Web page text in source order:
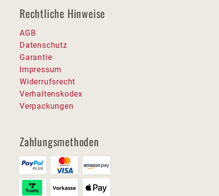
Rechtliche Hinweise
AGB
Datenschutz
Garantie
Impressum
Widerrufsrecht
Verhaltenskodex
Verpackungen
Zahlungsmethoden